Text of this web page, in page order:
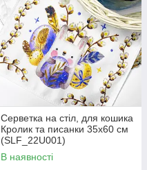
Серветка на стіл, для кошика
Кролик та писанки 35x60 см
(SLF_22U001)
В наявності